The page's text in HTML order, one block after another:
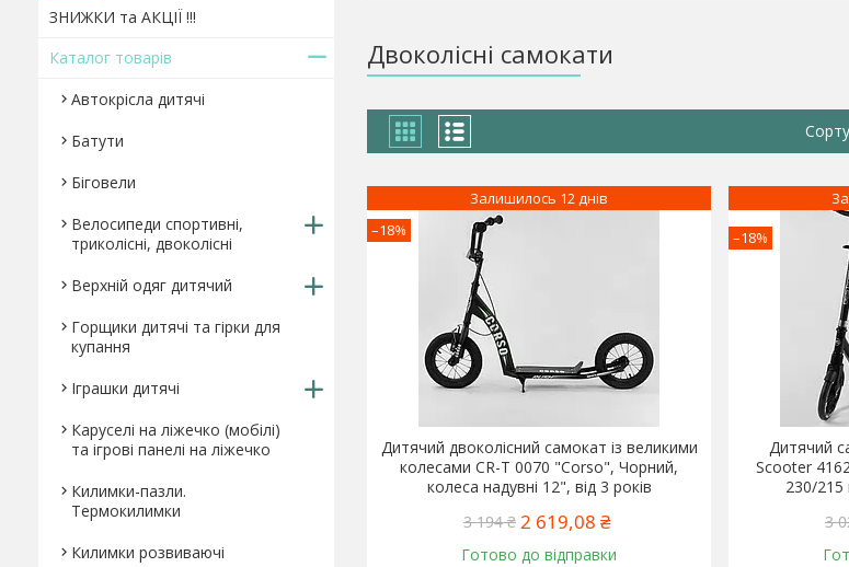
Двоколісні самокати
–18%
Залишилось 12 днів
Дитячий двоколісний самокат із великими
колесами CR-T 0070 "Corso", Чорний,
колеса надувні 12", від 3 років
3 194 ₴ 2 619,08 ₴
Готово до відправки
–18%
Дитячий
Scooter
230/
3
ЗНИЖКИ та АКЦІЇ !!!
Каталог товарів
Автокрісла дитячі
Батути
Біговели
Велосипеди спортивні,
триколісні, двоколісні
Верхній одяг дитячий
Горщики дитячі та гірки для
купання
Іграшки дитячі
Каруселі на ліжечко (мобілі)
та ігрові панелі на ліжечко
Килимки-пазли.
Термокилимки
Килимки розвиваючі